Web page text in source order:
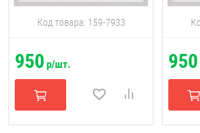
Код товара: 159-7933
950 р/шт. 950